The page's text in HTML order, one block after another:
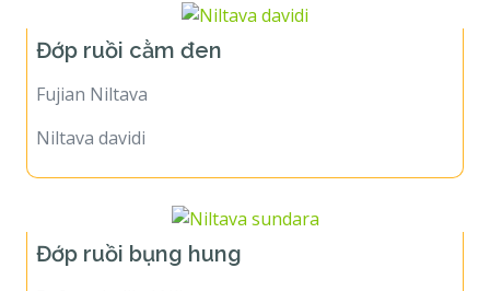
Đớp ruồi cằm đen
Fujian Niltava
Niltava davidi
Đớp ruồi bụng hung